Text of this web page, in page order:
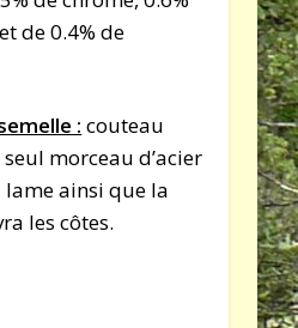
de 0.4% de
: couteau
morceau d’acier
ainsi que la
les côtes.